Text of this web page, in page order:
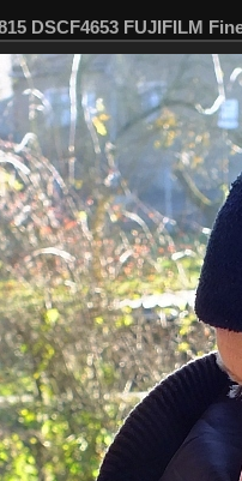
DSCF4653 FUJIFILM